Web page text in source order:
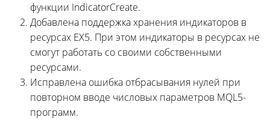
функции IndicatorCreate.
Добавлена поддержка хранения индикаторов в
ресурсах EX5. При этом индикаторы в ресурсах не
смогут работать со своими собственными
ресурсами.
Исправлена ошибка отбрасывания нулей при
повторном вводе числовых параметров MQL5-
программ.